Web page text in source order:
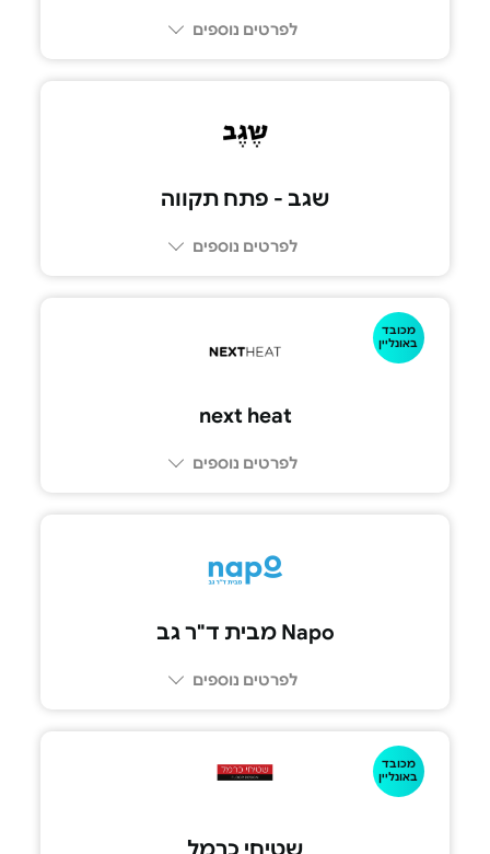
לפרטים נוספים
שגב - פתח תקווה
לפרטים נוספים
מכובד
באונליין
next heat
לפרטים נוספים
Napo מבית ד"ר גב
לפרטים נוספים
073-2390992מכובד
באונליין